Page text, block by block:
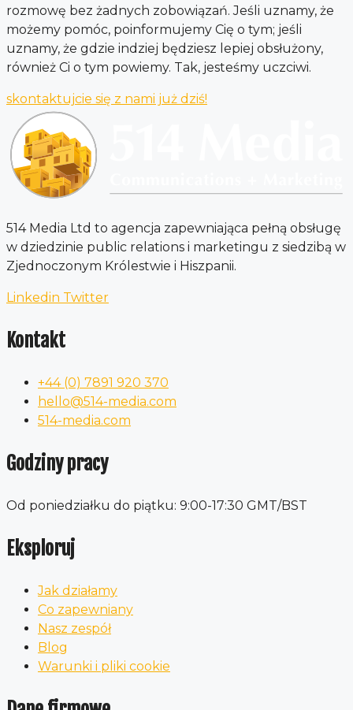
rozmowę bez żadnych zobowiązań. Jeśli uznamy, że
możemy pomóc, poinformujemy Cię o tym; jeśli
uznamy, że gdzie indziej będziesz lepiej obsłużony,
również Ci o tym powiemy. Tak, jesteśmy uczciwi.
skontaktujcie się z nami już dziś!
514 Media Ltd to agencja zapewniająca pełną obsługę
w dziedzinie public relations i marketingu z siedzibą w
Zjednoczonym Królestwie i Hiszpanii.
Linkedin Twitter
Kontakt
+44 (0) 7891 920 370
hello@514-media.com
514-media.com
Godziny pracy
Od poniedziałku do piątku: 9:00-17:30 GMT/BST
Eksploruj
Jak działamy
Co zapewniany
Nasz zespół
Blog
Warunki i pliki cookie